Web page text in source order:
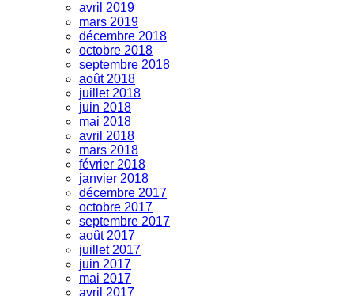
avril 2019
mars 2019
décembre 2018
octobre 2018
septembre 2018
août 2018
juillet 2018
juin 2018
mai 2018
avril 2018
mars 2018
février 2018
janvier 2018
décembre 2017
octobre 2017
septembre 2017
août 2017
juillet 2017
juin 2017
mai 2017
avril 2017